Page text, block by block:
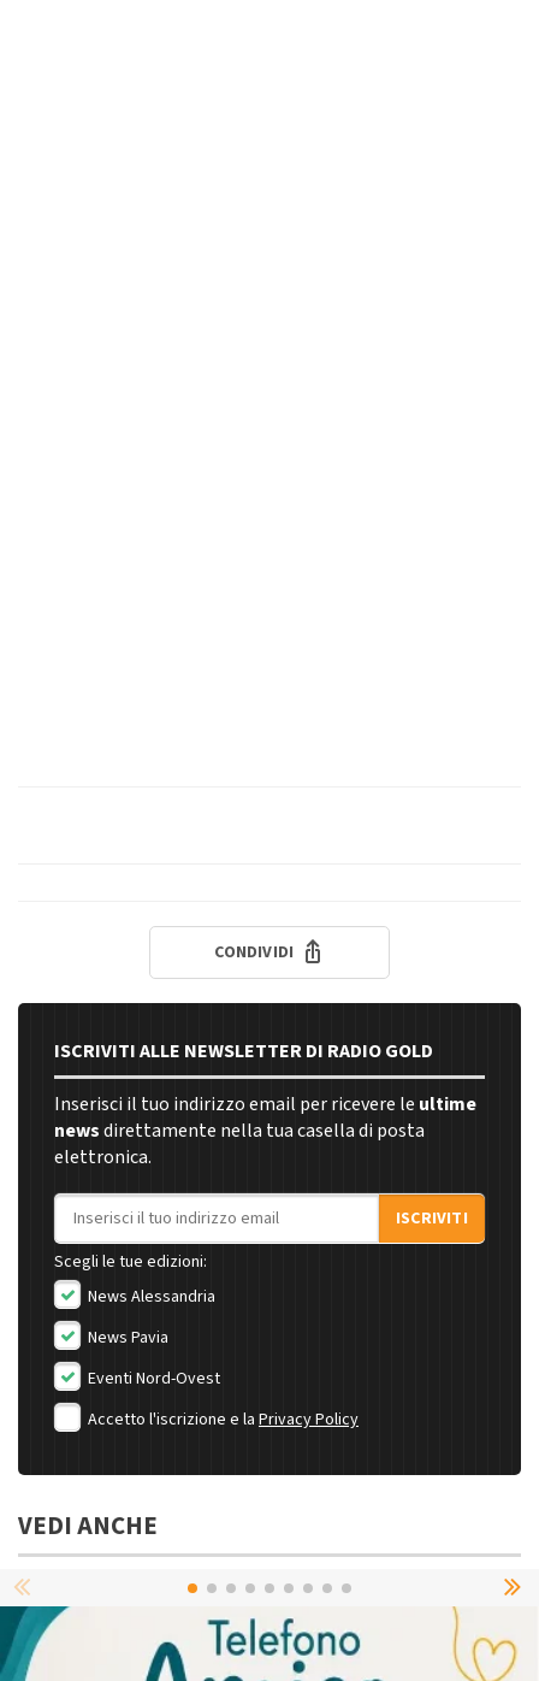
CONDIVIDI
ISCRIVITI ALLE NEWSLETTER DI RADIO GOLD
Inserisci il tuo indirizzo email per ricevere le ultime
newsdirettamente nella tua casella di posta
elettronica.
Indirizzo email
ISCRIVITI
Scegli le tue edizioni:
News Alessandria
News Pavia
Eventi Nord-Ovest
Accetto l'iscrizione e la Privacy Policy
VEDI ANCHE